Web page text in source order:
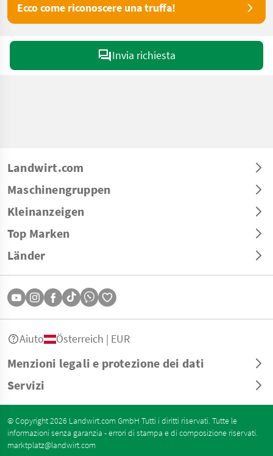
Ecco come riconoscere una truffa!
Invia richiesta
Landwirt.com
Maschinengruppen
Kleinanzeigen
Top Marken
Länder
Menzioni legali e protezione dei dati
Servizi
Aiuto Österreich | EUR
© Copyright 2026 Landwirt.com GmbH Tutti i diritti riservati. Tutte le
informazioni senza garanzia - errori di stampa e di composizione riservati.
marktplatz@landwirt.com